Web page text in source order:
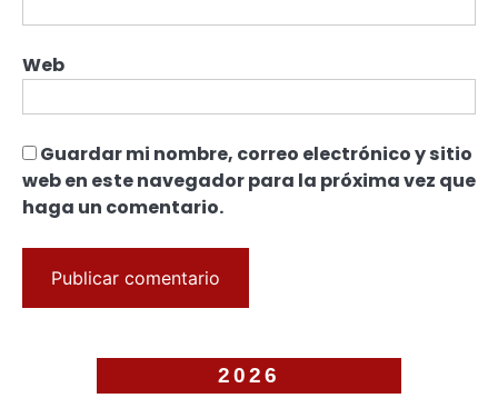
Web
Guardar mi nombre, correo electrónico y sitio
web en este navegador para la próxima vez que
haga un comentario.
2026